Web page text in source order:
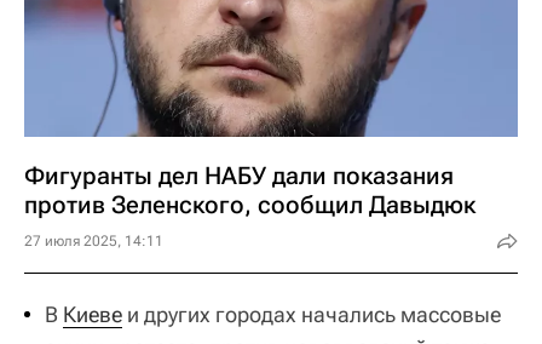
Фигуранты дел НАБУ дали показания
против Зеленского, сообщил Давыдюк
27 июля 2025, 14:11
В Киеве и других городах начались массовые